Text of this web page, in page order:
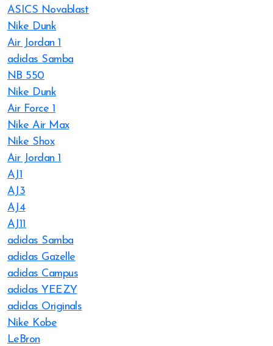
ASICS Novablast
Nike Dunk
Air Jordan 1
adidas Samba
NB 550
Nike Dunk
Air Force 1
Nike Air Max
Nike Shox
Air Jordan 1
AJ1
AJ3
AJ4
AJ11
adidas Samba
adidas Gazelle
adidas Campus
adidas YEEZY
adidas Originals
Nike Kobe
LeBron